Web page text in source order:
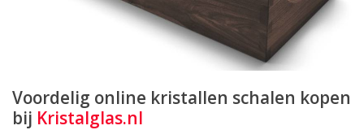
Voordelig online kristallen schalen kopen
bij Kristalglas.nl